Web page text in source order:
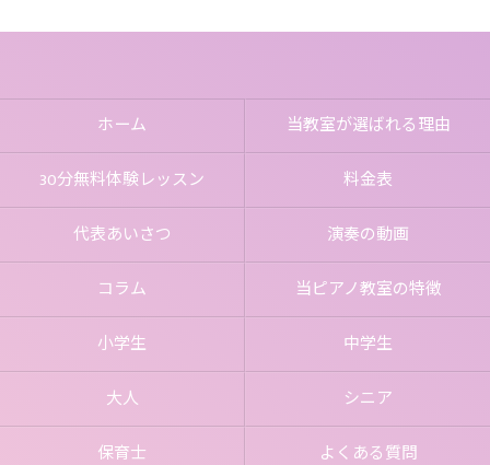
ホーム
当教室が選ばれる理由
30分無料体験レッスン
料金表
代表あいさつ
演奏の動画
コラム
当ピアノ教室の特徴
小学生
中学生
大人
シニア
保育士
よくある質問